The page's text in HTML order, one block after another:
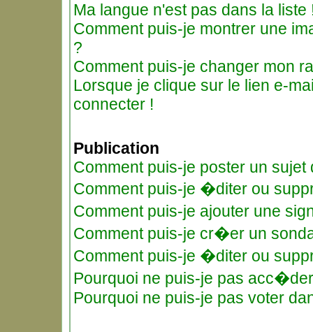
Ma langue n'est pas dans la liste
Comment puis-je montrer une
?
Comment puis-je changer mon
Lorsque je clique sur le lien e-
connecter !
Publication
Comment puis-je poster un sujet
Comment puis-je �diter ou
Comment puis-je ajouter une
Comment puis-je cr�er un
Comment puis-je �diter ou
Pourquoi ne puis-je pas
Pourquoi ne puis-je pas voter